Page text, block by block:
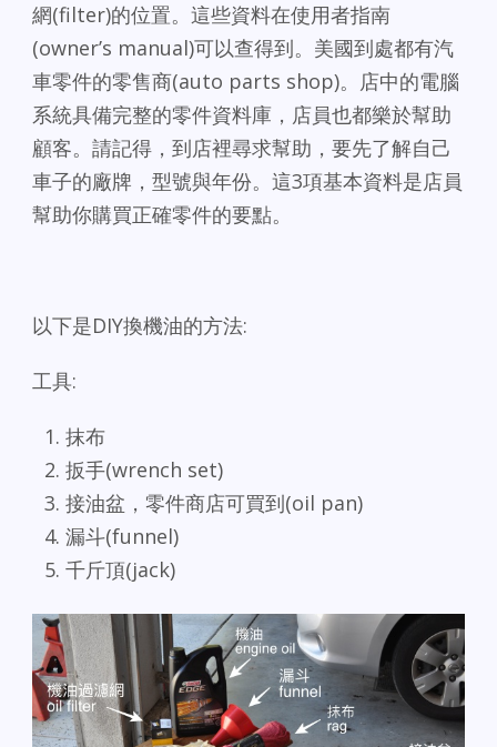
網(filter)的位置。這些資料在使用者指南
(owner’s manual)可以查得到。美國到處都有汽
車零件的零售商(auto parts shop)。店中的電腦
系統具備完整的零件資料庫，店員也都樂於幫助
顧客。請記得，到店裡尋求幫助，要先了解自己
車子的廠牌，型號與年份。這3項基本資料是店員
幫助你購買正確零件的要點。
以下是DIY換機油的方法:
工具:
抹布
扳手(wrench set)
接油盆，零件商店可買到(oil pan)
漏斗(funnel)
千斤頂(jack)